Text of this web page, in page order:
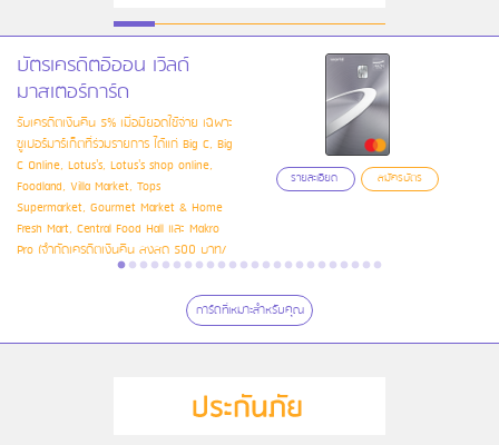
บัตรเครดิตอิออน เวิลด์
มาสเตอร์การ์ด
รับเครดิตเงินคืน 5% เมื่อมียอดใช้จ่าย เฉพาะ
ซูเปอร์มาร์เก็ตที่ร่วมรายการ ได้แก่ Big C, Big
C Online, Lotus's, Lotus's shop online,
Foodland, Villa Market, Tops
Supermarket, Gourmet Market & Home
Fresh Mart, Central Food Hall และ Makro
Pro (จำกัดเครดิตเงินคืน สูงสุด 500 บาท/
บัตรหลัก/ รอบบัญชี)
รายละเอียด สมัครบัตร
การ์ดที่เหมาะสำหรับคุณ